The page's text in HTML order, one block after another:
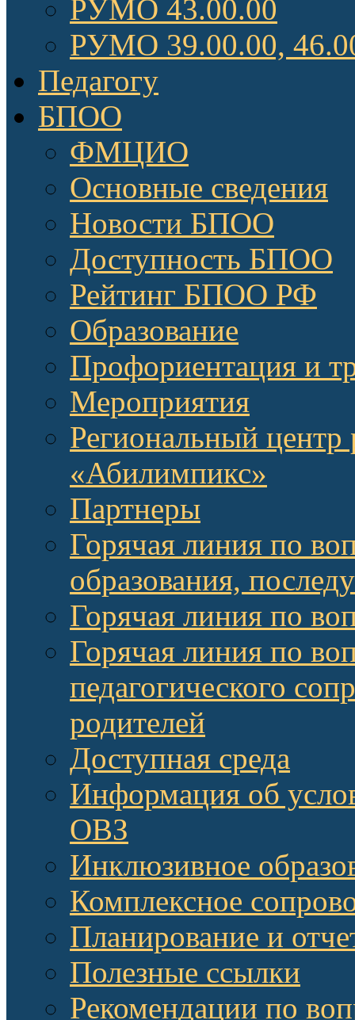
РУМО 43.00.00
РУМО 39.00.00,
Педагогу
БПОО
ФМЦИО
Основные сведения
Новости БПОО
Доступность БПОО
Рейтинг БПОО РФ
Образование
Профориентация и
Мероприятия
Региональный центр
«Абилимпикс»
Партнеры
Горячая линия по
образования,
Горячая линия по
Горячая линия по
педагогического
родителей
Доступная среда
Информация об
ОВЗ
Инклюзивное
Комплексное
Планирование и
Полезные ссылки
Рекомендации по